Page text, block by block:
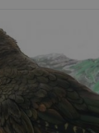
hélia a
Celá
Mimořádné
pomocí
VST odhaluje